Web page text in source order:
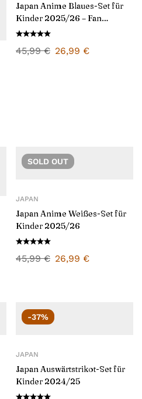
Japan Anime Blaues-Set für
Kinder 2025/26 – Fan
Version
45,99€ 26,99 €
SOLD OUT
JAPAN
Japan Anime Weißes-Set für
Kinder 2025/26
45,99€ 26,99 €
-37%
JAPAN
Japan Auswärtstrikot-Set für
Kinder 2024/25